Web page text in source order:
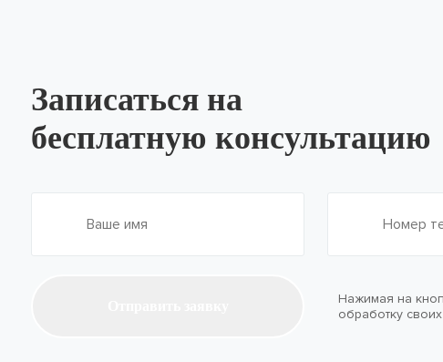
Записаться на
бесплатную консультацию
Нажимая на
обработку своих